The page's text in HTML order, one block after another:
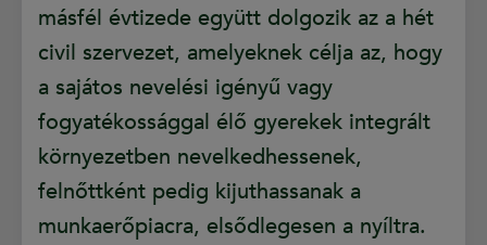
másfél évtizede együtt dolgozik az a hét
civil szervezet, amelyeknek célja az, hogy
a sajátos nevelési igényű vagy
fogyatékossággal élő gyerekek integrált
környezetben nevelkedhessenek,
felnőttként pedig kijuthassanak a
munkaerőpiacra, elsődlegesen a nyíltra.